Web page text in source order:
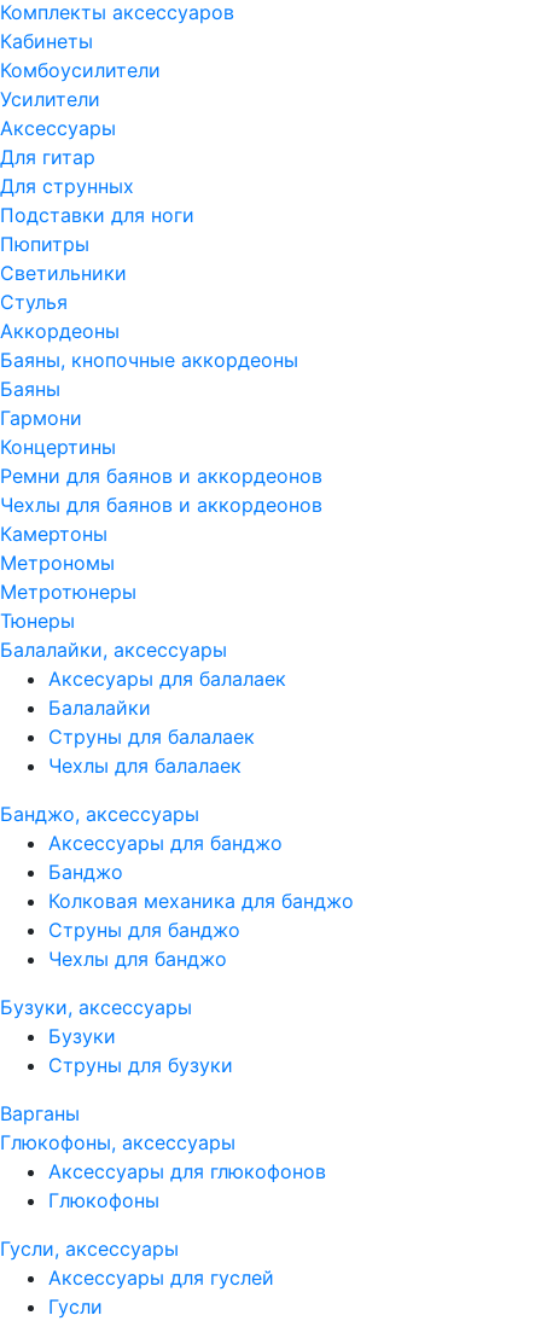
Комплекты аксессуаров
Кабинеты
Комбоусилители
Усилители
Аксессуары
Для гитар
Для струнных
Подставки для ноги
Пюпитры
Светильники
Стулья
Аккордеоны
Баяны, кнопочные аккордеоны
Баяны
Гармони
Концертины
Ремни для баянов и аккордеонов
Чехлы для баянов и аккордеонов
Камертоны
Метрономы
Метротюнеры
Тюнеры
Балалайки, аксессуары
Аксесуары для балалаек
Балалайки
Струны для балалаек
Чехлы для балалаек
Банджо, аксессуары
Аксессуары для банджо
Банджо
Колковая механика для банджо
Струны для банджо
Чехлы для банджо
Бузуки, аксессуары
Бузуки
Струны для бузуки
Варганы
Глюкофоны, аксессуары
Аксессуары для глюкофонов
Глюкофоны
Гусли, аксессуары
Аксессуары для гуслей
Гусли